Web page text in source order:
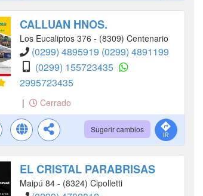
CALLUAN HNOS.
Los Eucaliptos 376 - (8309) Centenario
(0299) 4895919 (0299) 4891199
(0299) 155723435
2995723435
| Cerrado
Sugerir cambios
EL CRISTAL PARABRISAS
Maipú 84 - (8324) Cipolletti